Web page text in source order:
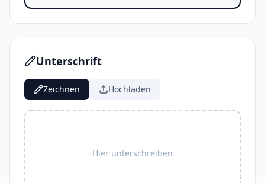
Unterschrift
Zeichnen Hochladen
Hier unterschreiben